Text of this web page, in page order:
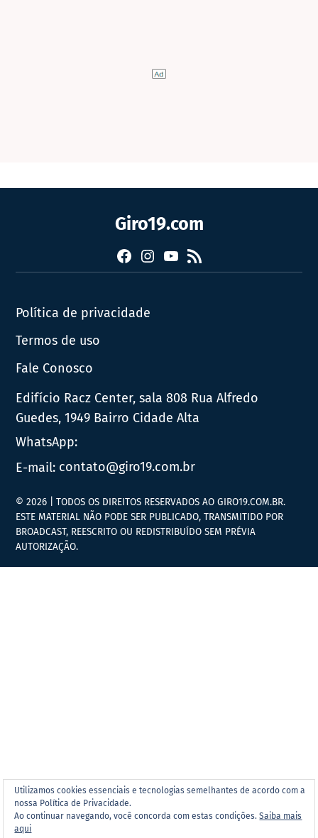
Giro19.com
FacebookInstagram
YouTube
RSS
Política de privacidade
Termos de uso
Fale Conosco
Edifício Racz Center, sala 808 Rua Alfredo
Guedes, 1949 Bairro Cidade Alta
WhatsApp:
E-mail: contato@giro19.com.br
Utilizamos cookies essenciais e tecnologias semelhantes de acordo com a
nossa Política de Privacidade.
Ao continuar navegando, você concorda com estas condições.Saiba mais
aqui
© 2026 | TODOS OS DIREITOS RESERVADOS AO GIRO19.COM.BR.
ESTE MATERIAL NÃO PODE SER PUBLICADO, TRANSMITIDO POR
BROADCAST, REESCRITO OU REDISTRIBUÍDO SEM PRÉVIA
AUTORIZAÇÃO.